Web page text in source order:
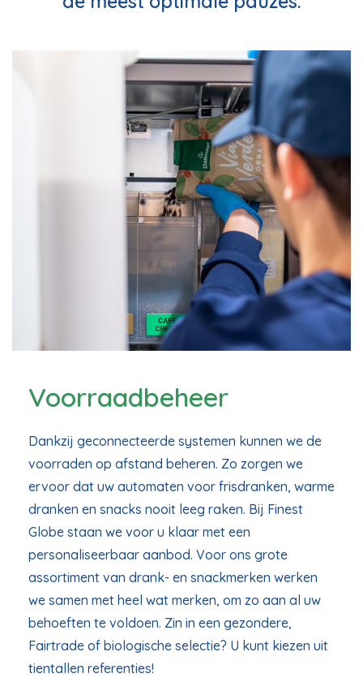
Voorraadbeheer
Dankzij geconnecteerde systemen kunnen we de
voorraden op afstand beheren. Zo zorgen we
ervoor dat uw automaten voor frisdranken, warme
dranken en snacks nooit leeg raken. Bij Finest
Globe staan we voor u klaar met een
personaliseerbaar aanbod. Voor ons grote
assortiment van drank- en snackmerken werken
we samen met heel wat merken, om zo aan al uw
behoeften te voldoen. Zin in een gezondere,
Fairtrade of biologische selectie? U kunt kiezen uit
tientallen referenties!